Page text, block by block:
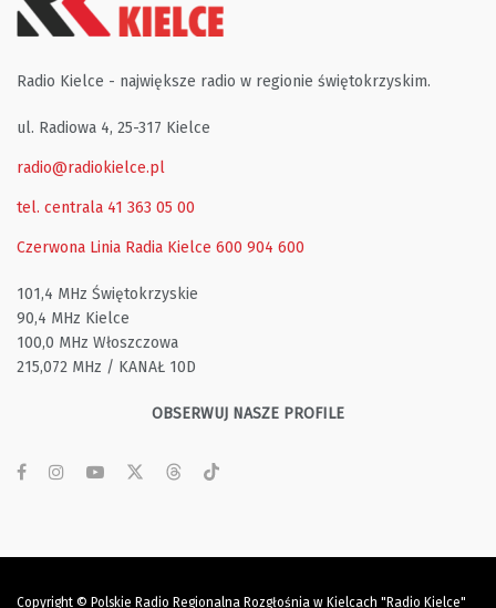
Radio Kielce - największe radio w regionie świętokrzyskim.
ul. Radiowa 4, 25-317 Kielce
radio@radiokielce.pl
tel. centrala 41 363 05 00
Czerwona Linia Radia Kielce 600 904 600
101,4 MHz Świętokrzyskie
90,4 MHz Kielce
100,0 MHz Włoszczowa
215,072 MHz / KANAŁ 10D
OBSERWUJ NASZE PROFILE
Copyright © Polskie Radio Regionalna Rozgłośnia w Kielcach "Radio Kielce"